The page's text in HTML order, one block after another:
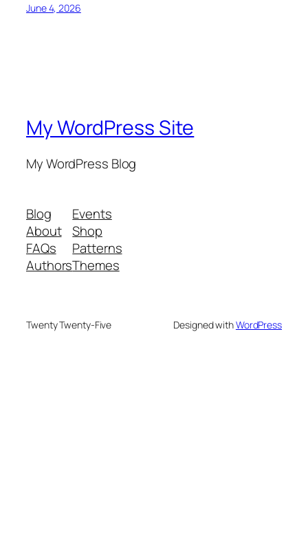
June 4, 2026
My WordPress Site
My WordPress Blog
Blog
About
FAQs
Authors
Events
Shop
Patterns
Themes
Twenty Twenty-Five Designed withWordPress